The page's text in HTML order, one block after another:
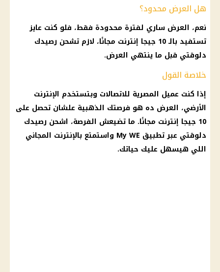
هل العرض محدود؟
نعم، العرض ساري لفترة محدودة فقط، فلو كنت عايز
تستفيد بالـ 10 جيجا إنترنت مجانًا، لازم تشحن رصيدك
دلوقتي قبل ما ينتهي العرض.
خلاصة القول
إذا كنت عميل المصرية للاتصالات وبتستخدم الإنترنت
الأرضي، العرض ده هو فرصتك الذهبية علشان تحصل على
10 جيجا إنترنت مجانًا. ما تضيعش الفرصة، اشحن رصيدك
دلوقتي عبر تطبيق My WE واستمتع بالإنترنت المجاني
اللي هيسهل عليك حياتك.